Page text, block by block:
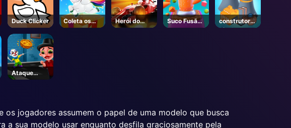
Duck Clicker
Coleta os
presentes
Herói do
Grande
Suco Fusão
Frenzy
construtor
fábrica
Ataque
Torta
jogadores assumem o papel de uma modelo que busca
a sua modelo usar enquanto desfila graciosamente pela